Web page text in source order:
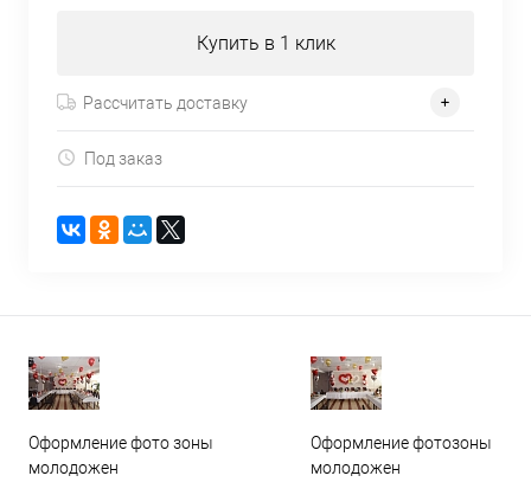
Купить в 1 клик
Рассчитать доставку
Под заказ
Оформление фото зоны
молодожен
Оформление фотозоны
молодожен